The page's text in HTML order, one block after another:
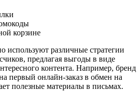
корзине
используют различные стратегии
предлагая выгоды в виде
контента. Например, бренд
первый онлайн-заказ в обмен на
полезные материалы в письмах.